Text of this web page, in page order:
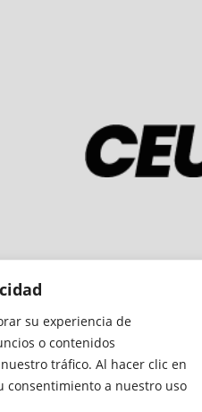
su experiencia de
o contenidos
tráfico. Al hacer clic en
consentimiento a nuestro uso
Mapa del SitioPolítica de Cookies